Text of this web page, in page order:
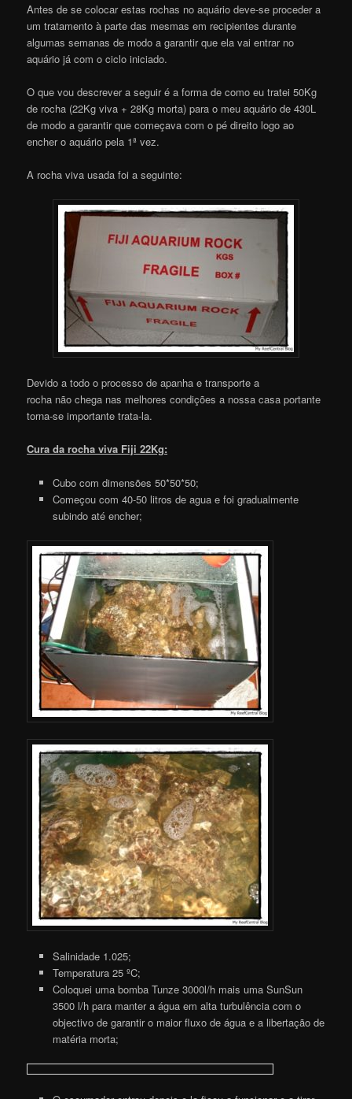
Antes de se colocar estas rochas no aquário deve-se proceder a
um tratamento à parte das mesmas em recipientes durante
algumas semanas de modo a garantir que ela vai entrar no
aquário já com o ciclo iniciado.
O que vou descrever a seguir é a forma de como eu tratei 50Kg
de rocha (22Kg viva + 28Kg morta) para o meu aquário de 430L
de modo a garantir que começava com o pé direito logo ao
encher o aquário pela 1ª vez.
A rocha viva usada foi a seguinte:
Devido a todo o processo de apanha e transporte a
rocha não chega nas melhores condições a nossa casa portante
torna-se importante trata-la.
Cura da rocha viva Fiji 22Kg:
Cubo com dimensões 50*50*50;
Começou com 40-50 litros de agua e foi gradualmente
subindo até encher;
Salinidade 1.025;
Temperatura 25 ºC;
Coloquei uma bomba Tunze 3000l/h mais uma SunSun
3500 l/h para manter a água em alta turbulência com o
objectivo de garantir o maior fluxo de água e a libertação de
matéria morta;